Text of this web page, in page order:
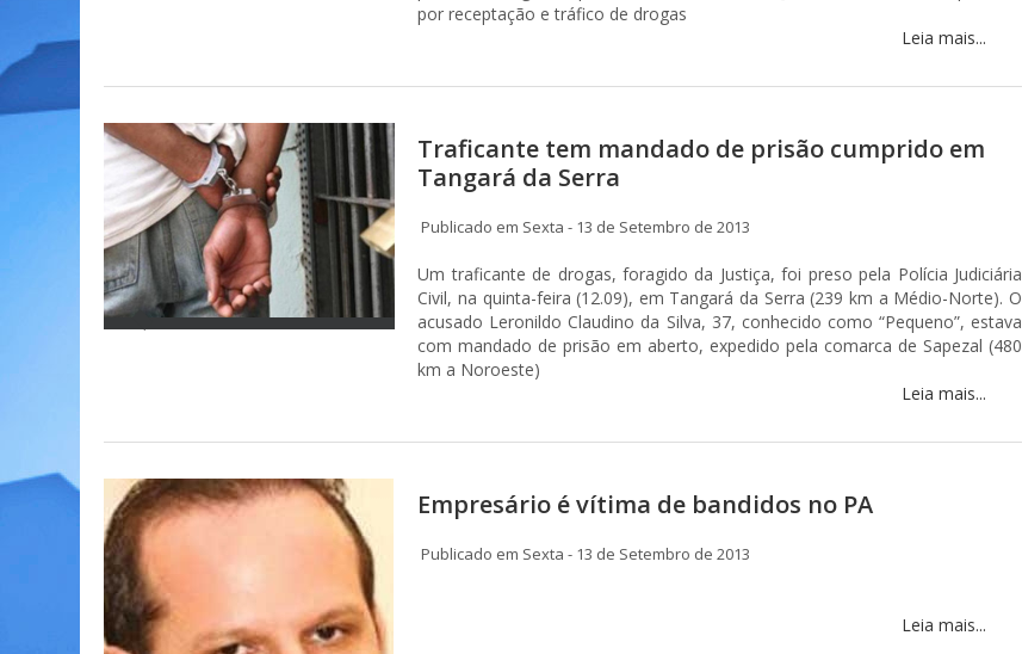
por receptação e tráfico de drogas
Leia mais...
Traficante tem mandado de prisão cumprido em
Tangará da Serra
Publicado em Sexta - 13 de Setembro de 2013
Um traficante de drogas, foragido da Justiça, foi preso pela Polícia Judiciária
Civil, na quinta-feira (12.09), em Tangará da Serra (239 km a Médio-Norte). O
acusado Leronildo Claudino da Silva, 37, conhecido como “Pequeno”, estava
com mandado de prisão em aberto, expedido pela comarca de Sapezal (480
km a Noroeste)
Leia mais...
Empresário é vítima de bandidos no PA
Publicado em Sexta - 13 de Setembro de 2013
Leia mais...